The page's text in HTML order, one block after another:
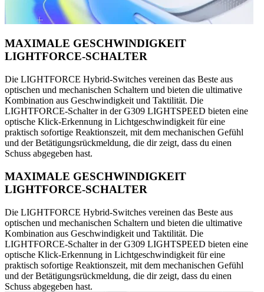
MAXIMALE GESCHWINDIGKEIT
LIGHTFORCE-SCHALTER
Die LIGHTFORCE Hybrid-Switches vereinen das Beste aus
optischen und mechanischen Schaltern und bieten die ultimative
Kombination aus Geschwindigkeit und Taktilität. Die
LIGHTFORCE-Schalter in der G309 LIGHTSPEED bieten eine
optische Klick-Erkennung in Lichtgeschwindigkeit für eine
praktisch sofortige Reaktionszeit, mit dem mechanischen Gefühl
und der Betätigungsrückmeldung, die dir zeigt, dass du einen
Schuss abgegeben hast.
MAXIMALE GESCHWINDIGKEIT
LIGHTFORCE-SCHALTER
Die LIGHTFORCE Hybrid-Switches vereinen das Beste aus
optischen und mechanischen Schaltern und bieten die ultimative
Kombination aus Geschwindigkeit und Taktilität. Die
LIGHTFORCE-Schalter in der G309 LIGHTSPEED bieten eine
optische Klick-Erkennung in Lichtgeschwindigkeit für eine
praktisch sofortige Reaktionszeit, mit dem mechanischen Gefühl
und der Betätigungsrückmeldung, die dir zeigt, dass du einen
Schuss abgegeben hast.